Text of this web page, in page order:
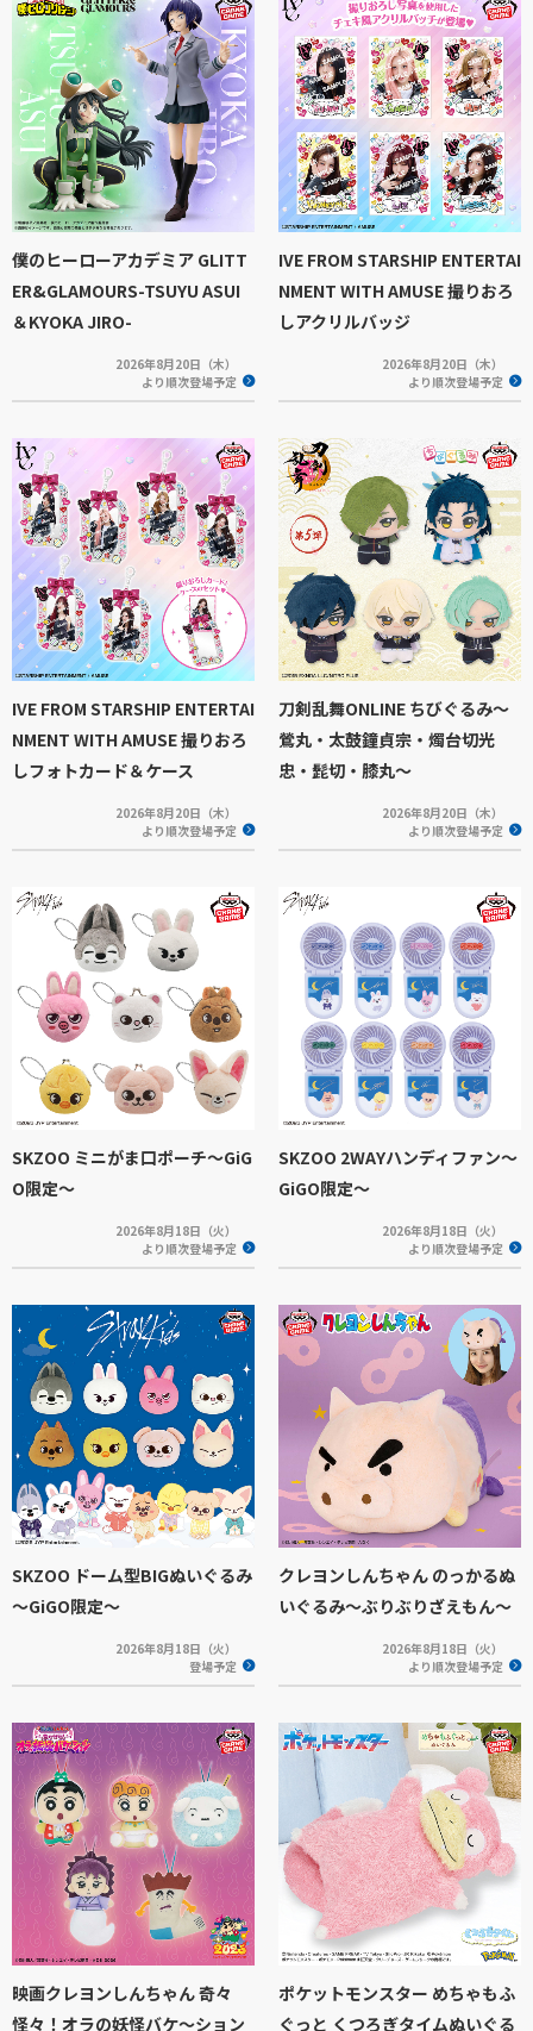
僕のヒーローアカデミア GLITT
ER&GLAMOURS-TSUYU ASUI
＆KYOKA JIRO-
2026年8月20日（木）
より順次登場予定
IVE FROM STARSHIP ENTERTAI
NMENT WITH AMUSE 撮りおろ
しアクリルバッジ
2026年8月20日（木）
より順次登場予定
IVE FROM STARSHIP ENTERTAI
NMENT WITH AMUSE 撮りおろ
しフォトカード＆ケース
2026年8月20日（木）
より順次登場予定
刀剣乱舞ONLINE ちびぐるみ～
鶯丸・太鼓鐘貞宗・燭台切光
忠・髭切・膝丸～
2026年8月20日（木）
より順次登場予定
SKZOO ミニがま口ポーチ～GiG
O限定～
2026年8月18日（火）
より順次登場予定
SKZOO 2WAYハンディファン～
GiGO限定～
2026年8月18日（火）
より順次登場予定
SKZOO ドーム型BIGぬいぐるみ
～GiGO限定～
2026年8月18日（火）
登場予定
クレヨンしんちゃん のっかるぬ
いぐるみ～ぶりぶりざえもん～
2026年8月18日（火）
より順次登場予定
映画クレヨンしんちゃん 奇々
怪々！オラの妖怪バケ～ション
ポケットモンスター めちゃもふ
ぐっと くつろぎタイムぬいぐる